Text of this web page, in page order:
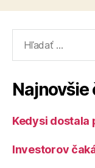
Kedysi dostala
Investorov